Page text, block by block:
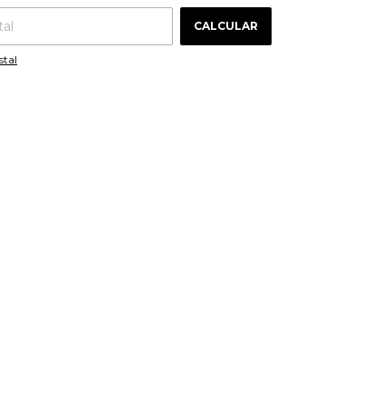
CAMBIAR CP
CALCULAR